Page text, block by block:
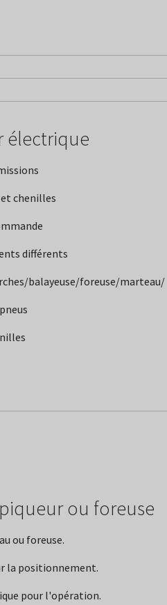
électrique
chenilles
différents
balayeuse/foreuse/marteau/
ou foreuse
ou foreuse.
la positionnement.
pour l'opération.